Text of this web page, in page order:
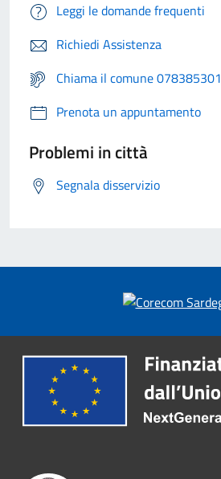
Leggi le domande frequenti
Richiedi Assistenza
Chiama il comune 078385301
Prenota un appuntamento
Problemi in città
Segnala disservizio